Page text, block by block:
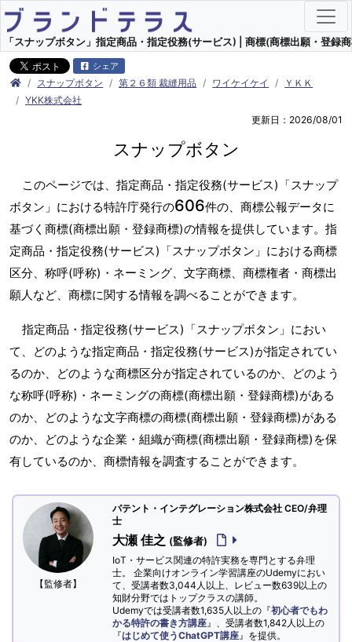
「スナップボタン」指定商品・指定役務(サービス) | 商標(商標出願・登録
シェア
スナップボタン 第２６類 裁縫用品 ワイケイケイ
ＹＫＫ
YKK株式会社
更新日：2026/08/01
スナップボタン
このページでは、指定商品・指定役務(サービス)「スナップ
ボタン」における特許庁発行の606件の、商標公報データに
基づく商標(商標出願・登録商標)の情報を提供しています。指
定商品・指定役務(サービス)「スナップボタン」における商標
区分、称呼(呼称)・ネーミング、文字商標、商標権者・商標出
願人など、商標に関する情報を調べることができます。
指定商品・指定役務(サービス)「スナップボタン」におい
て、どのような指定商品・指定役務(サービス)が指定されてい
るのか、どのような商標区分が指定されているのか、どのよう
な称呼(呼称)・ネーミングの商標(商標出願・登録商標)がある
のか、どのような文字商標の商標(商標出願・登録商標)がある
のか、どのような企業・組織が商標(商標出願・登録商標)を保
有しているのか、商標情報を調査することができます。
【監修者】
パテント・インテグレーション株式会社 CEO/弁理
士
大瀬 佳之 (監修者)
IoT・サービス関連の特許実務を専門とする弁理
士。 企業向けオンライン学習講座のUdemyにおい
て、受講者数3,044人以上、レビュー数639以上の
知財分野ではトップクラスの講師。
Udemyでは受講者数1,635人以上の『初心者でもわ
かる特許の書き方講座 』、受講者数1,842人以上の
『はじめて使うChatGPT講座 』を提供。